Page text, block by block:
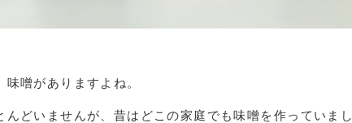
噌がありますよね。
どいませんが、昔はどこの家庭でも味噌を作っていまし